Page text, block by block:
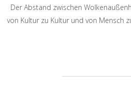
Der Abstand zwischen
von Kultur zu Kultur und von Mensch